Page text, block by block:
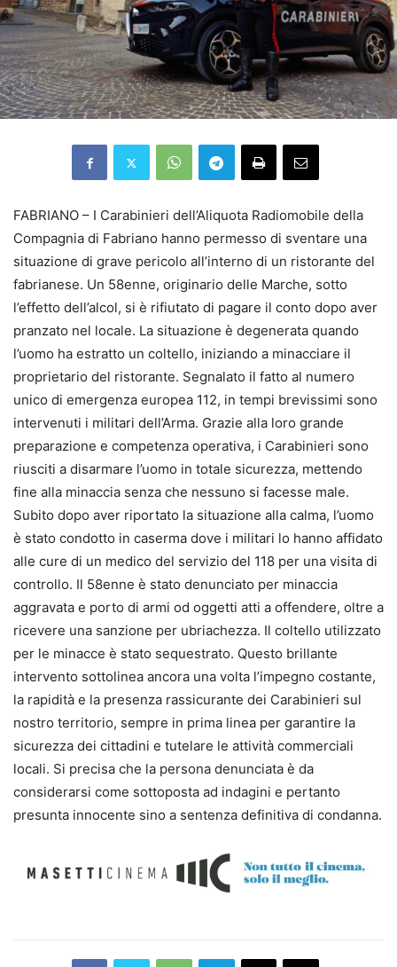
FABRIANO – I Carabinieri dell’Aliquota Radiomobile della
Compagnia di Fabriano hanno permesso di sventare una
situazione di grave pericolo all’interno di un ristorante del
fabrianese. Un 58enne, originario delle Marche, sotto
l’effetto dell’alcol, si è rifiutato di pagare il conto dopo aver
pranzato nel locale. La situazione è degenerata quando
l’uomo ha estratto un coltello, iniziando a minacciare il
proprietario del ristorante. Segnalato il fatto al numero
unico di emergenza europea 112, in tempi brevissimi sono
intervenuti i militari dell’Arma. Grazie alla loro grande
preparazione e competenza operativa, i Carabinieri sono
riusciti a disarmare l’uomo in totale sicurezza, mettendo
fine alla minaccia senza che nessuno si facesse male.
Subito dopo aver riportato la situazione alla calma, l’uomo
è stato condotto in caserma dove i militari lo hanno affidato
alle cure di un medico del servizio del 118 per una visita di
controllo. Il 58enne è stato denunciato per minaccia
aggravata e porto di armi od oggetti atti a offendere, oltre a
ricevere una sanzione per ubriachezza. Il coltello utilizzato
per le minacce è stato sequestrato. Questo brillante
intervento sottolinea ancora una volta l’impegno costante,
la rapidità e la presenza rassicurante dei Carabinieri sul
nostro territorio, sempre in prima linea per garantire la
sicurezza dei cittadini e tutelare le attività commerciali
locali. Si precisa che la persona denunciata è da
considerarsi come sottoposta ad indagini e pertanto
presunta innocente sino a sentenza definitiva di condanna.